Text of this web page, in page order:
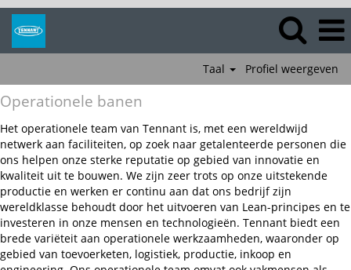
Taal Profiel weergeven
Operationele
banen
Operationele banen
Het operationele team van Tennant is, met een wereldwijd
netwerk aan faciliteiten, op zoek naar getalenteerde personen die
ons helpen onze sterke reputatie op gebied van innovatie en
kwaliteit uit te bouwen. We zijn zeer trots op onze uitstekende
productie en werken er continu aan dat ons bedrijf zijn
wereldklasse behoudt door het uitvoeren van Lean-principes en te
investeren in onze mensen en technologieën. Tennant biedt een
brede variëteit aan operationele werkzaamheden, waaronder op
gebied van toevoerketen, logistiek, productie, inkoop en